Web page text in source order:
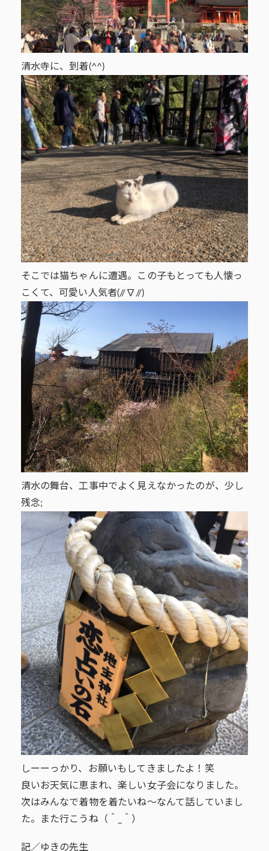
清水寺に、到着(^^)
そこでは猫ちゃんに遭遇。この子もとっても人懐っ
こくて、可愛い人気者(//∇//)
清水の舞台、工事中でよく見えなかったのが、少し
残念;
しーーっかり、お願いもしてきましたよ！笑
良いお天気に恵まれ、楽しい女子会になりました。
次はみんなで着物を着たいね～なんて話していまし
た。また行こうね（＾_＾）
記／ゆきの先生